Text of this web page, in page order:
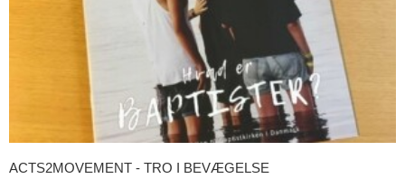
Acts2Movement
ACTS2MOVEMENT - TRO I BEVÆGELSE